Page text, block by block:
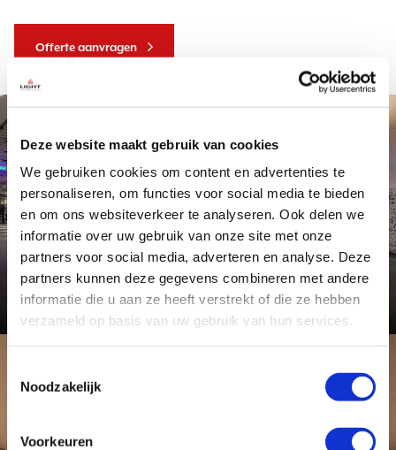
Deze website maakt gebruik van cookies
We gebruiken cookies om content en advertenties te
personaliseren, om functies voor social media te bieden
en om ons websiteverkeer te analyseren. Ook delen we
informatie over uw gebruik van onze site met onze
partners voor social media, adverteren en analyse. Deze
partners kunnen deze gegevens combineren met andere
informatie die u aan ze heeft verstrekt of die ze hebben
verzameld op basis van uw gebruik van hun services.
Noodzakelijk
Voorkeuren
Offerte aanvragen
Project
Exclusief maatwerkStation Delft
Bekijk dit project
Toepassing